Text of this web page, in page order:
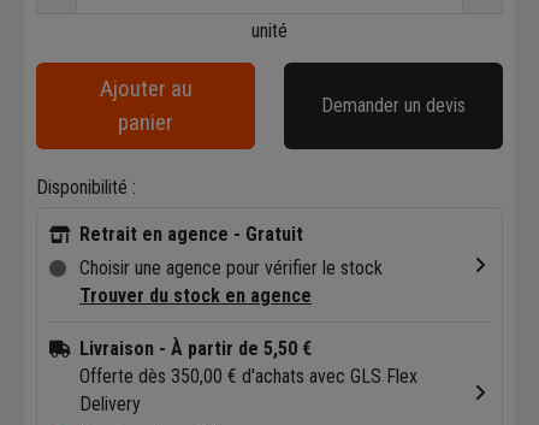
unité
Ajouter au
panier
Demander un devis
Disponibilité :
Retrait en agence - Gratuit
Choisir une agence pour vérifier le stock
Trouver du stock en agence
Livraison - À partir de 5,50 €
Offerte dès 350,00 € d'achats avec GLS Flex
Delivery